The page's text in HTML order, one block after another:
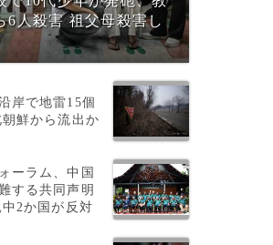
6人殺害 祖父母殺害し
岸で地雷15個
鮮から流出か
ーラム、中国
する共同声明
2か国が反対